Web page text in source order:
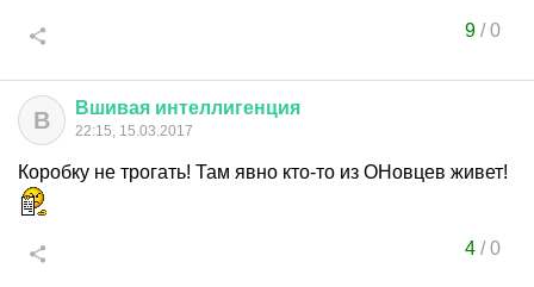
9/0
В Вшивая интеллигенция
22:15, 15.03.2017
Коробку не трогать! Там явно кто-то из ОНовцев живет!
4/0